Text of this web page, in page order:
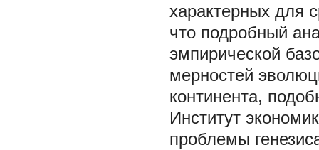
характерных для
что подробный
эмпирической
мерностей
континента,
Институт
проблемы